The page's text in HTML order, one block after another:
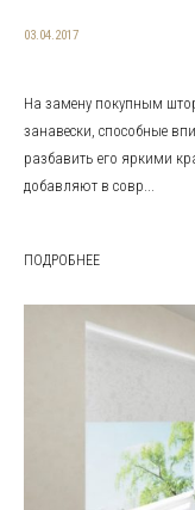
03.04.2017
На замену покупным
занавески, способные
разбавить его яркими
добавляют в совр...
ПОДРОБНЕЕ